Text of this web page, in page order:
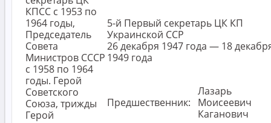
5-й Первый секретарь ЦК КП
Украинской ССР
26 декабря 1947 года — 18
1949 года
Предшественник:
Лазарь
Моисеевич
Каганович
КПСС с 1953 по
1964 годы,
Председатель
Совета
Министров СССР
с 1958 по 1964
годы. Герой
Советского
Союза, трижды
Герой